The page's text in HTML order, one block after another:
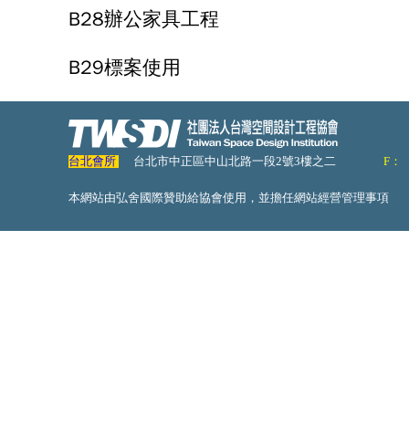
B28辦公家具工程
B29標案使用
台北會所 台北市中正區中山北路一段2號3樓之二 F：
本網站由弘舍國際贊助給協會使用，並擔任網站經營管理事項